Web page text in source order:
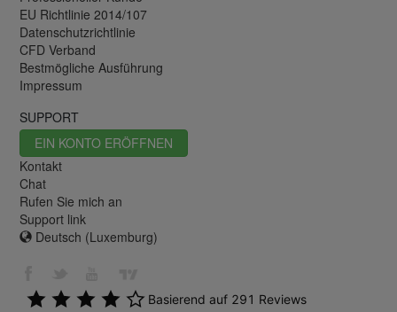
EU Richtlinie 2014/107
Datenschutzrichtlinie
CFD Verband
Bestmögliche Ausführung
Impressum
SUPPORT
EIN KONTO ERÖFFNEN
Kontakt
Chat
Rufen Sie mich an
Support link
Deutsch (Luxemburg)